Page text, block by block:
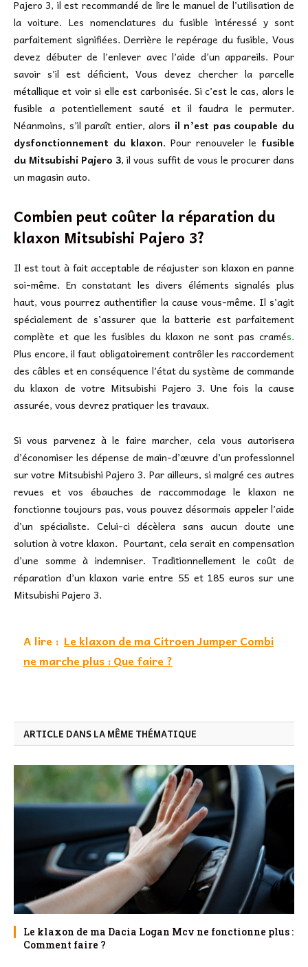
Pajero 3, il est recommandé de lire le manuel de l’utilisation de
la voiture. Les nomenclatures du fusible intéressé y sont
parfaitement signifiées. Derrière le repérage du fusible, Vous
devez débuter de l’enlever avec l’aide d’un appareils. Pour
savoir s’il est déficient, Vous devez chercher la parcelle
métallique et voir si elle est carbonisée. Si c’est le cas, alors le
fusible a potentiellement sauté et il faudra le permuter.
Néanmoins, s’il paraît entier, alors il n’est pas coupable du
dysfonctionnement du klaxon. Pour renouveler le fusible
du Mitsubishi Pajero 3, il vous suffit de vous le procurer dans
un magasin auto.
Combien peut coûter la réparation du
klaxon Mitsubishi Pajero 3?
Il est tout à fait acceptable de réajuster son klaxon en panne
soi-même. En constatant les divers éléments signalés plus
haut, vous pourrez authentifier la cause vous-même. Il s’agit
spécialement de s’assurer que la batterie est parfaitement
complète et que les fusibles du klaxon ne sont pas cramés.
Plus encore, il faut obligatoirement contrôler les raccordement
des câbles et en conséquence l’état du système de commande
du klaxon de votre Mitsubishi Pajero 3. Une fois la cause
assurée, vous devrez pratiquer les travaux.
Si vous parvenez à le faire marcher, cela vous autorisera
d’économiser les dépense de main-d’œuvre d’un professionnel
sur votre Mitsubishi Pajero 3. Par ailleurs, si malgré ces autres
revues et vos ébauches de raccommodage le klaxon ne
fonctionne toujours pas, vous pouvez désormais appeler l’aide
d’un spécialiste. Celui-ci décèlera sans aucun doute une
solution à votre klaxon. Pourtant, cela serait en compensation
d’une somme à indemniser. Traditionnellement le coût de
réparation d’un klaxon varie entre 55 et 185 euros sur une
Mitsubishi Pajero 3.
A lire : Le klaxon de ma Citroen Jumper Combi
ne marche plus : Que faire ?
ARTICLE DANS LA MÊME THÉMATIQUE
Le klaxon de ma Dacia Logan Mcv ne fonctionne plus :
Comment faire ?